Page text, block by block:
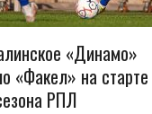
«Динамо»
«Факел» на старте
РПЛ